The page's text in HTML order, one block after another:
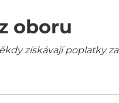
oboru
získávají poplatky